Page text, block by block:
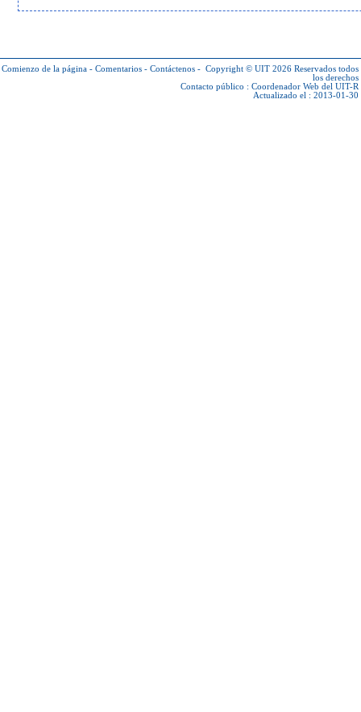
Comienzo de la página - Comentarios - Contáctenos - Copyright © UIT 2026 Reservados todos
los derechos
Contacto público : Coordenador Web del UIT-R
Actualizado el : 2013-01-30